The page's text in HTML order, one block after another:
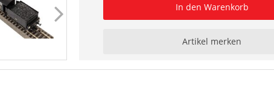
In den Warenkorb
Artikel merken